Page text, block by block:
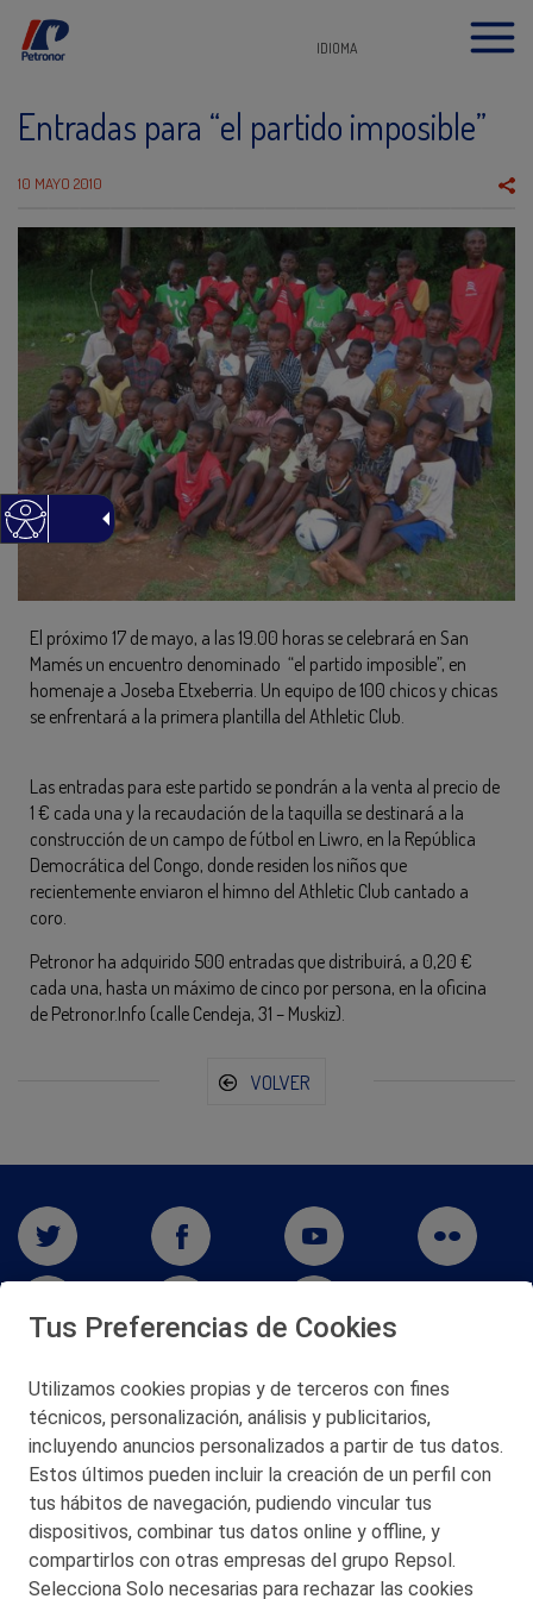
IDIOMA
Entradas para “el partido imposible”
10 MAYO 2010
El próximo 17 de mayo, a las 19.00 horas se celebrará en San
Mamés un encuentro denominado “el partido imposible”, en
homenaje a Joseba Etxeberria. Un equipo de 100 chicos y chicas
se enfrentará a la primera plantilla del Athletic Club.
Las entradas para este partido se pondrán a la venta al precio de
1 € cada una y la recaudación de la taquilla se destinará a la
construcción de un campo de fútbol en Liwro, en la República
Democrática del Congo, donde residen los niños que
recientemente enviaron el himno del Athletic Club cantado a
coro.
Petronor ha adquirido 500 entradas que distribuirá, a 0,20 €
cada una, hasta un máximo de cinco por persona, en la oficina
de Petronor.Info (calle Cendeja, 31 – Muskiz).
VOLVER
San Martín 5-Edificio Muñatones,
48550 Muskiz (Bizkaia)
Telf. 946 357 000
© 2026 Petronor S.A.
Tus Preferencias de Cookies
Utilizamos cookies propias y de terceros con fines
técnicos, personalización, análisis y publicitarios,
incluyendo anuncios personalizados a partir de tus datos.
Estos últimos pueden incluir la creación de un perfil con
tus hábitos de navegación, pudiendo vincular tus
dispositivos, combinar tus datos online y offline, y
compartirlos con otras empresas del grupo Repsol.
Selecciona Solo necesarias para rechazar las cookies